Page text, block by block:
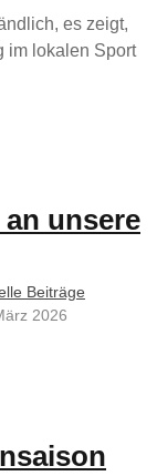
es zeigt,
im lokalen Sport
unsere
Beiträge
2026